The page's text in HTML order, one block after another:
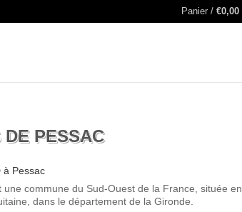
Panier / €0,00
DE PESSAC
une commune du Sud-Ouest de la France, située en
dans le département de la Gironde.